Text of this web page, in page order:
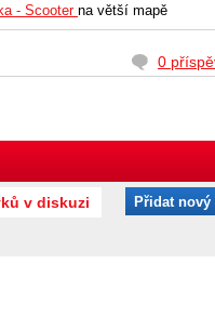
- Scooterna větší mapě
0
v diskuzi Přidat